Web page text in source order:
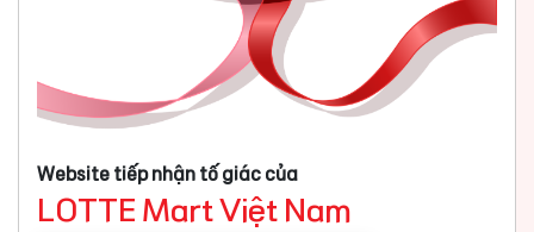
Website tiếp nhận tố giác của
LOTTE Mart Việt Nam